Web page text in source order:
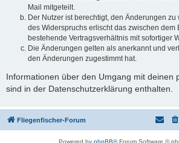
Mail mitgeteilt.
Der Nutzer ist berechtigt, den Änderungen
des Widerspruchs erlischt das zwischen dem
bestehende Vertragsverhältnis mit sofortiger
Die Änderungen gelten als anerkannt und
den Änderungen zugestimmt hat.
Informationen über den Umgang mit deinen
sind in der Datenschutzerklärung enthalten.
Fliegenfischer-Forum